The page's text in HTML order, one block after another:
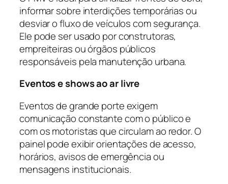
informar sobre interdições temporárias ou
desviar o fluxo de veículos com segurança.
Ele pode ser usado por construtoras,
empreiteiras ou órgãos públicos
responsáveis pela manutenção urbana.
Eventos e shows ao ar livre
Eventos de grande porte exigem
comunicação constante com o público e
com os motoristas que circulam ao redor. O
painel pode exibir orientações de acesso,
horários, avisos de emergência ou
mensagens institucionais.